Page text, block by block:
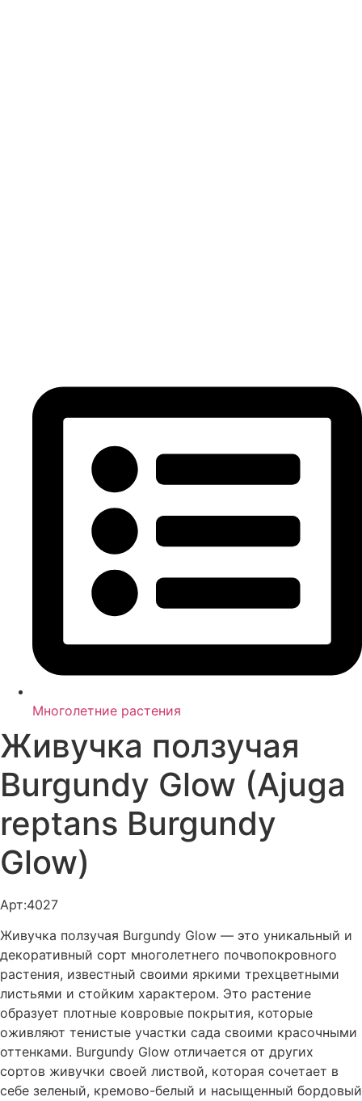
Многолетние растения
Живучка ползучая
Burgundy Glow (Ajuga
reptans Burgundy
Glow)
Арт:4027
Живучка ползучая Burgundy Glow — это уникальный и
декоративный сорт многолетнего почвопокровного
растения, известный своими яркими трехцветными
листьями и стойким характером. Это растение
образует плотные ковровые покрытия, которые
оживляют тенистые участки сада своими красочными
оттенками. Burgundy Glow отличается от других
сортов живучки своей листвой, которая сочетает в
себе зеленый, кремово-белый и насыщенный бордовый